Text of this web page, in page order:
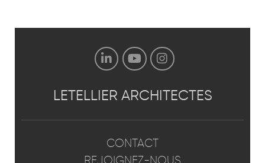
LETELLIER ARCHITECTES
CONTACT